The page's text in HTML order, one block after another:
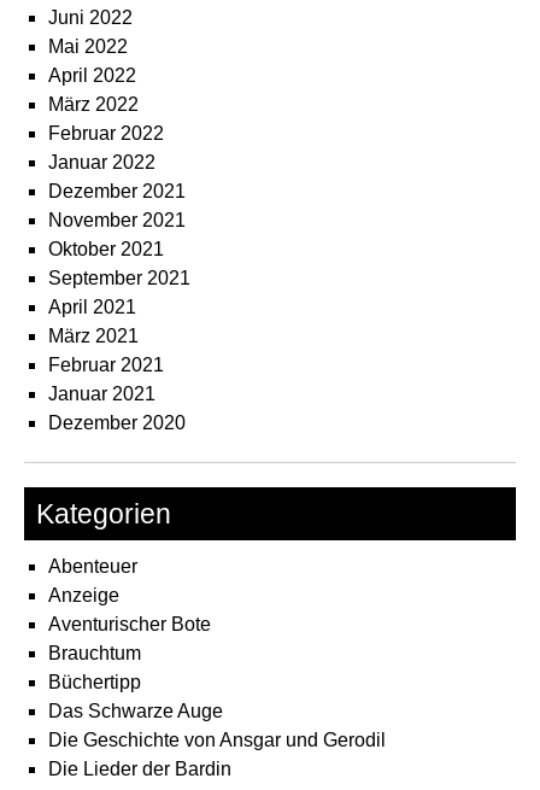
Juni 2022
Mai 2022
April 2022
März 2022
Februar 2022
Januar 2022
Dezember 2021
November 2021
Oktober 2021
September 2021
April 2021
März 2021
Februar 2021
Januar 2021
Dezember 2020
Kategorien
Abenteuer
Anzeige
Aventurischer Bote
Brauchtum
Büchertipp
Das Schwarze Auge
Die Geschichte von Ansgar und Gerodil
Die Lieder der Bardin